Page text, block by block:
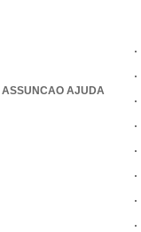
ASSUNCAO AJUDA